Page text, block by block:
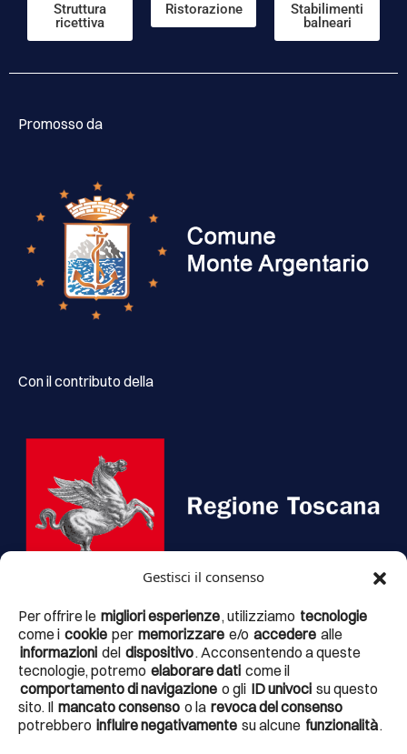
Gestisci il consenso
Per offrire le migliori esperienze, utilizziamo tecnologie
come i cookie per memorizzare e/o accedere alle
informazioni del dispositivo. Acconsentendo a queste
tecnologie, potremo elaborare dati come il
comportamento di navigazione o gli ID univoci su questo
sito. Il mancato consenso o la revoca del consenso
potrebbero influire negativamente su alcune funzionalità.
Struttura
ricettiva
Ristorazione
Stabilimenti
balneari
Promosso da
Con il contributo della
Il portaleargentarioturismo.it, il Brand Argentario, il
Fumetto Presidios, i totem interattivi, il progetto delle
strutture accessorie alla fruizione e valorizzazione dei
percorsi tematici esistenti nel territoriofanno parte di un
articolato progetto di valorizzazione denominato